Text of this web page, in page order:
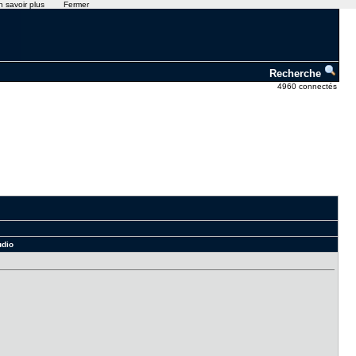
Recherche
4960 connectés
savoir plus Fermer